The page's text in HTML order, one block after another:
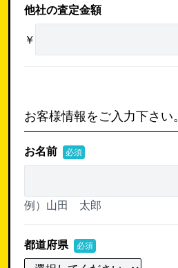
他社の査定金額
￥
お客様情報をご入力下さい。
お名前 必須
例）山田 太郎
都道府県 必須